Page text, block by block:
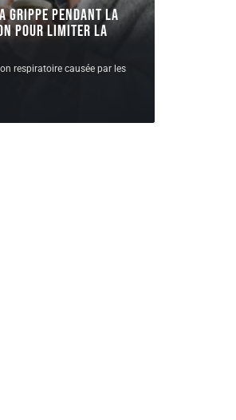
grippe pendant la
pour limiter la
respiratoire causée par les